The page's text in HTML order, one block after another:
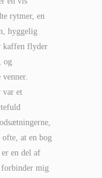
rytmer, en
hyggelig
kaffen flyder
og
venner.
var et
at en bog
en del af
forbinder mig